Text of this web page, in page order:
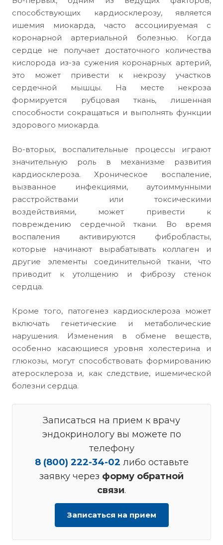
способствующих кардиосклерозу, является
ишемия миокарда, часто ассоциируемая с
коронарной артериальной болезнью. Когда
сердце не получает достаточного количества
кислорода из-за сужения коронарных артерий,
это может привести к некрозу участков
сердечной мышцы. На месте некроза
формируется рубцовая ткань, лишенная
способности сокращаться и выполнять функции
здорового миокарда.
Во-вторых, воспалительные процессы играют
значительную роль в механизме развития
кардиосклероза. Хроническое воспаление,
вызванное инфекциями, аутоиммунными
расстройствами или токсическими
воздействиями, может привести к
повреждению сердечной ткани. Во время
воспаления активируются фибробласты,
которые начинают вырабатывать коллаген и
другие элементы соединительной ткани, что
приводит к утолщению и фиброзу стенок
сердца.
Кроме того, патогенез кардиосклероза может
включать генетические и метаболические
нарушения. Изменения в обмене веществ,
особенно касающиеся уровня холестерина и
глюкозы, могут способствовать формированию
атеросклероза и, как следствие, ишемической
болезни сердца.
Записаться на прием к врачу
эндокринологу вы можете по
телефону
8 (800) 222-34-02 либо оставьте
заявку через форму обратной
связи.
Записаться на прием